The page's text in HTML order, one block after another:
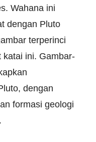
Wahana ini
dengan Pluto
terperinci
katai ini. Gambar-
dengan
formasi geologi